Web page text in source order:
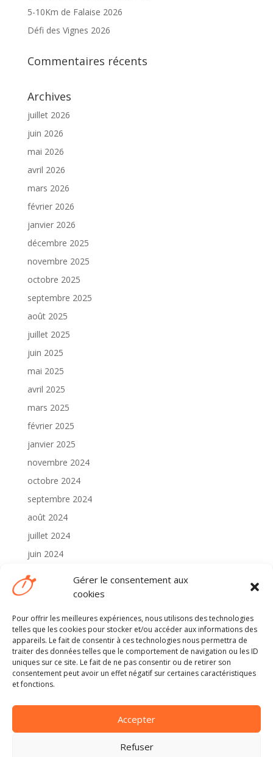
Gérer le consentement aux
cookies
Pour offrir les meilleures expériences, nous utilisons des technologies
telles que les cookies pour stocker et/ou accéder aux informations des
appareils. Le fait de consentir à ces technologies nous permettra de
traiter des données telles que le comportement de navigation ou les ID
uniques sur ce site. Le fait de ne pas consentir ou de retirer son
consentement peut avoir un effet négatif sur certaines caractéristiques
et fonctions.
Accepter
Refuser
5-10Km de Falaise 2026
Défi des Vignes 2026
Commentaires récents
Archives
juillet 2026
juin 2026
mai 2026
avril 2026
mars 2026
février 2026
janvier 2026
décembre 2025
novembre 2025
octobre 2025
septembre 2025
août 2025
juillet 2025
juin 2025
mai 2025
avril 2025
mars 2025
février 2025
janvier 2025
novembre 2024
octobre 2024
septembre 2024
août 2024
juillet 2024
juin 2024
mai 2024
avril 2024
Catégories
2024
Non classé
Méta
Connexion